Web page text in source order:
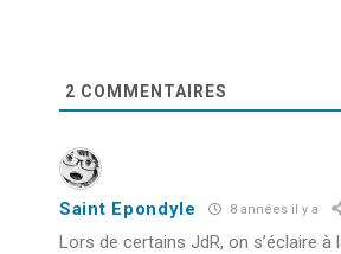
2 COMMENTAIRES
Saint Epondyle 8 années il y a
Lors de certains JdR, on s’éclaire à